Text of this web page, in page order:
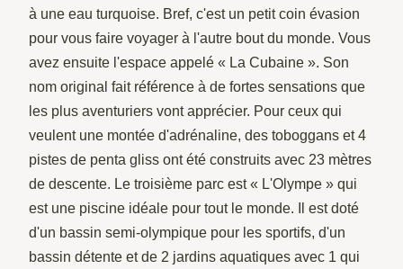
à une eau turquoise. Bref, c'est un petit coin évasion
pour vous faire voyager à l'autre bout du monde. Vous
avez ensuite l'espace appelé « La Cubaine ». Son
nom original fait référence à de fortes sensations que
les plus aventuriers vont apprécier. Pour ceux qui
veulent une montée d'adrénaline, des toboggans et 4
pistes de penta gliss ont été construits avec 23 mètres
de descente. Le troisième parc est « L'Olympe » qui
est une piscine idéale pour tout le monde. Il est doté
d'un bassin semi-olympique pour les sportifs, d'un
bassin détente et de 2 jardins aquatiques avec 1 qui